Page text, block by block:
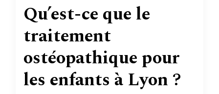
Qu’est-ce que le
traitement
ostéopathique pour
les enfants à Lyon ?